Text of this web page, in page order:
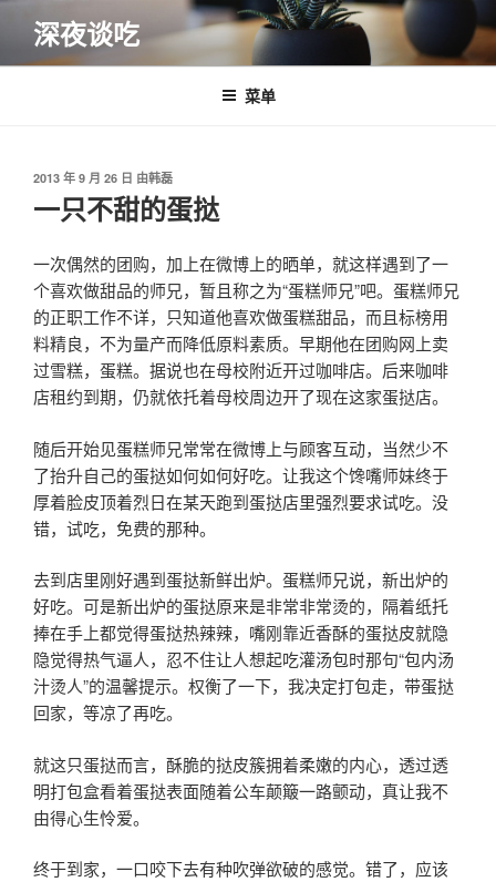
内
深夜谈吃
菜单
发
于
2013 年 9 月 26 日 由韩磊
一只不甜的蛋挞
一次偶然的团购，加上在微博上的晒单，就这样遇到了一
个喜欢做甜品的师兄，暂且称之为“蛋糕师兄”吧。蛋糕师兄
的正职工作不详，只知道他喜欢做蛋糕甜品，而且标榜用
料精良，不为量产而降低原料素质。早期他在团购网上卖
过雪糕，蛋糕。据说也在母校附近开过咖啡店。后来咖啡
店租约到期，仍就依托着母校周边开了现在这家蛋挞店。
随后开始见蛋糕师兄常常在微博上与顾客互动，当然少不
了抬升自己的蛋挞如何如何好吃。让我这个馋嘴师妹终于
厚着脸皮顶着烈日在某天跑到蛋挞店里强烈要求试吃。没
错，试吃，免费的那种。
去到店里刚好遇到蛋挞新鲜出炉。蛋糕师兄说，新出炉的
好吃。可是新出炉的蛋挞原来是非常非常烫的，隔着纸托
捧在手上都觉得蛋挞热辣辣，嘴刚靠近香酥的蛋挞皮就隐
隐觉得热气逼人，忍不住让人想起吃灌汤包时那句“包内汤
汁烫人”的温馨提示。权衡了一下，我决定打包走，带蛋挞
回家，等凉了再吃。
就这只蛋挞而言，酥脆的挞皮簇拥着柔嫩的内心，透过透
明打包盒看着蛋挞表面随着公车颠簸一路颤动，真让我不
由得心生怜爱。
终于到家，一口咬下去有种吹弹欲破的感觉。错了，应该